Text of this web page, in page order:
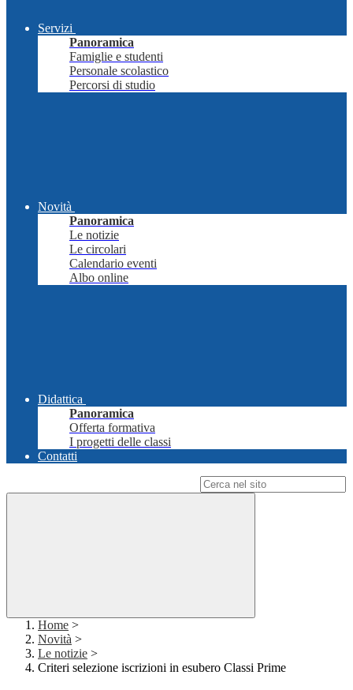
Servizi
Panoramica
Famiglie e studenti
Personale scolastico
Percorsi di studio
Novità
Panoramica
Le notizie
Le circolari
Calendario eventi
Albo online
Didattica
Panoramica
Offerta formativa
I progetti delle classi
Contatti
Home >
Novità >
Le notizie >
Criteri selezione iscrizioni in esubero Classi Prime